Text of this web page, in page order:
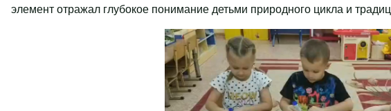
элемент отражал глубокое понимание детьми природного цикла и